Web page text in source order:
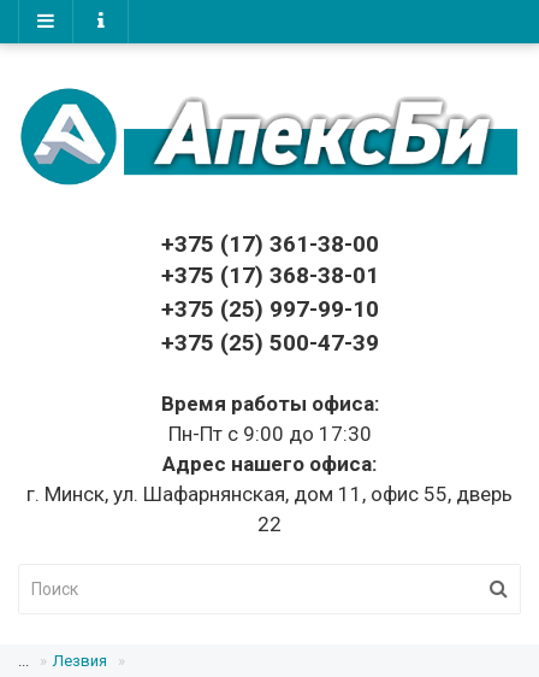
+375 (17) 361-38-00
+375 (17) 368-38-01
+375 (25) 997-99-10
+375 (25) 500-47-39
Время работы офиса:
Пн-Пт с 9:00 до 17:30
Адрес нашего офиса:
г. Минск, ул. Шафарнянская, дом 11, офис 55, дверь
22
Лезвия